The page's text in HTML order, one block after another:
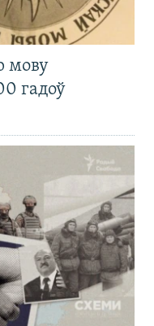
мову
гадоў